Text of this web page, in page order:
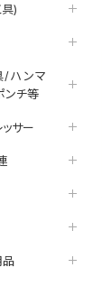
)
/ハンマ
ンチ等
サー
品